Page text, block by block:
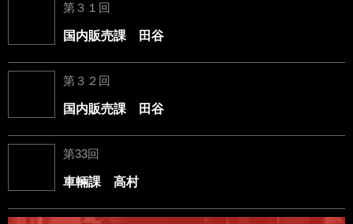
第３１回
国内販売課 田谷
第３２回
国内販売課 田谷
第33回
車輛課 高村